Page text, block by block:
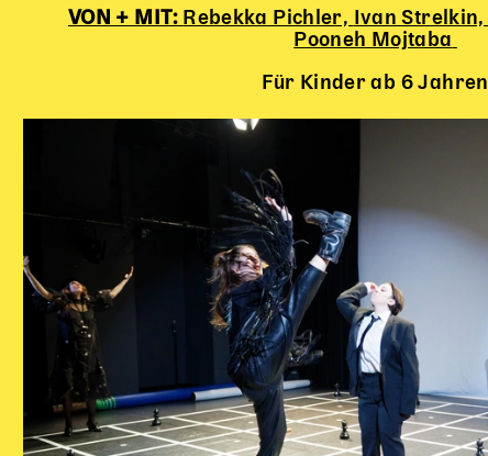
VON + MIT: Rebekka Pichler, Ivan Strelkin,
Pooneh Mojtaba
Für Kinder ab 6 Jahren